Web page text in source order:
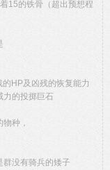
15的铁骨（超出预想程
HP及凶残的恢复能力
力的投掷巨石
种，
没有骑兵的矮子